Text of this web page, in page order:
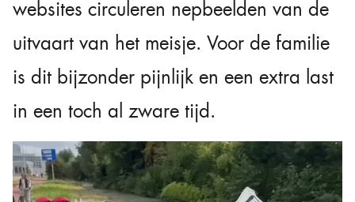
websites circuleren nepbeelden van de
uitvaart van het meisje. Voor de familie
is dit bijzonder pijnlijk en een extra last
in een toch al zware tijd.